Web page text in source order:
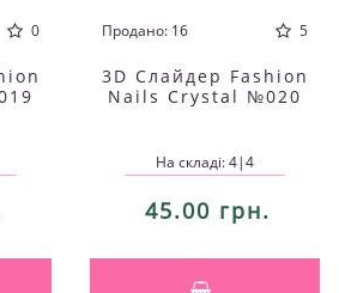
0 Продано: 16 5
3D Слайдер Fashion
Nails Crystal №020
На складі: 4|4
45.00 грн.